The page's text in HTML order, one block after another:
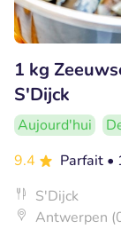
1 kg
S'Dijck
Aujourd'hui
9.4
Parfait •
S'Dijck
Antwerpen